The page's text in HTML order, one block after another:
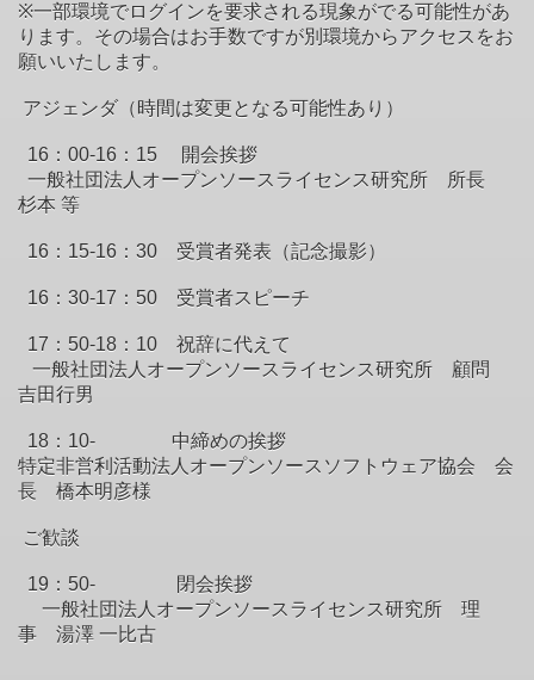
※一部環境でログインを要求される現象がでる可能性があ
ります。その場合はお手数ですが別環境からアクセスをお
願いいたします。
アジェンダ（時間は変更となる可能性あり）
16：00-16：15 開会挨拶
一般社団法人オープンソースライセンス研究所 所長
杉本 等
16：15-16：30 受賞者発表（記念撮影）
16：30-17：50 受賞者スピーチ
17：50-18：10 祝辞に代えて
一般社団法人オープンソースライセンス研究所 顧問
吉田行男
18：10- 中締めの挨拶
特定非営利活動法人オープンソースソフトウェア協会 会
長 橋本明彦様
ご歓談
19：50- 閉会挨拶
一般社団法人オープンソースライセンス研究所 理
事 湯澤 一比古